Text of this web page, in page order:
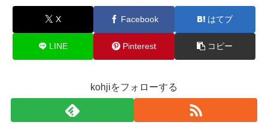
X Facebook はてブ
LINE Pinterest コピー
kohjiをフォローする